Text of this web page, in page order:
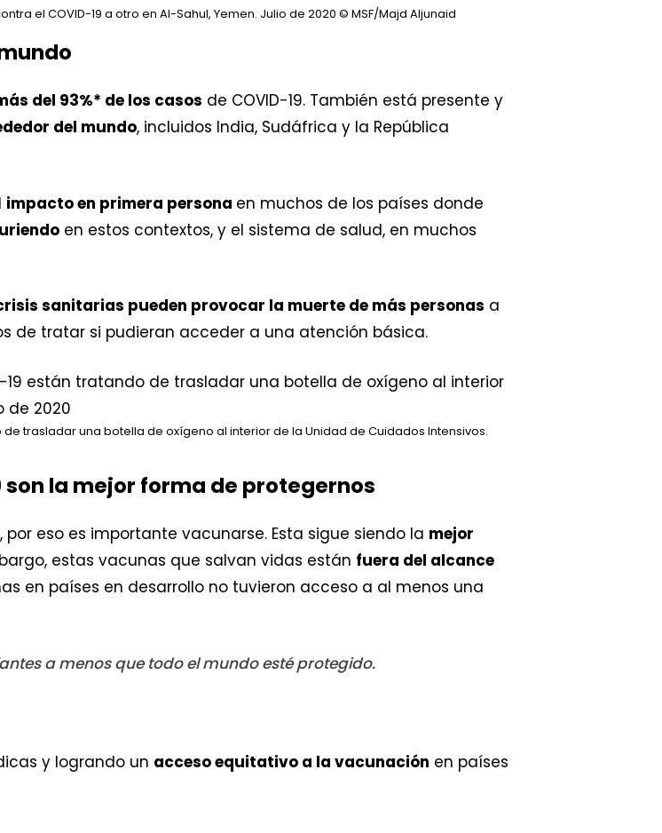
el COVID-19 a otro en Al-Sahul, Yemen. Julio de 2020 © MSF/Majd Aljunaid
del 93%* de los casos de COVID-19. También está presente y
del mundo, incluidos India, Sudáfrica y la República
impacto en primera persona en muchos de los países donde
en estos contextos, y el sistema de salud, en muchos
sanitarias pueden provocar la muerte de más personas a
de tratar si pudieran acceder a una atención básica.
trasladar una botella de oxígeno al interior de la Unidad de Cuidados Intensivos.
son la mejor forma de protegernos
, por eso es importante vacunarse. Esta sigue siendo la mejor
estas vacunas que salvan vidas están fuera del alcance
en países en desarrollo no tuvieron acceso a al menos una
a menos que todo el mundo esté protegido.
y logrando un acceso equitativo a la vacunación en países